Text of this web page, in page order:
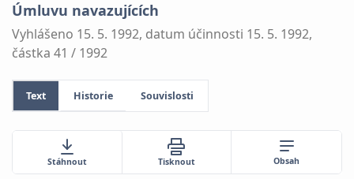
Úmluvu navazujících
Vyhlášeno 15. 5. 1992, datum účinnosti 15. 5. 1992,
částka 41 / 1992
Text Historie Souvislosti
Stáhnout Tisknout Obsah